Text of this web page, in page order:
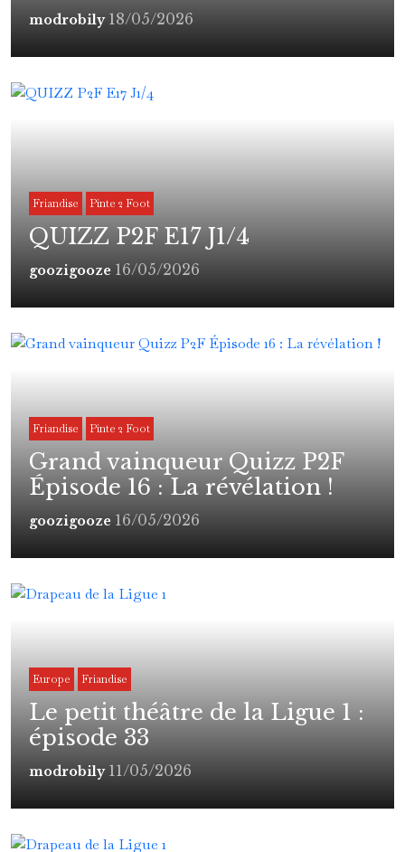
modrobily 18/05/2026
Friandise Pinte 2 Foot
QUIZZ P2F E17 J1/4
goozigooze 16/05/2026
Friandise Pinte 2 Foot
Grand vainqueur Quizz P2F
Épisode 16 : La révélation !
goozigooze 16/05/2026
Europe Friandise
Le petit théâtre de la Ligue 1 :
épisode 33
modrobily 11/05/2026